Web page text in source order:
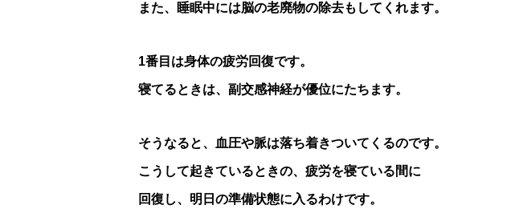
また、睡眠中には脳の老廃物の除去もしてくれます。
1番目は身体の疲労回復です。
寝てるときは、副交感神経が優位にたちます。
そうなると、血圧や脈は落ち着きついてくるのです。
こうして起きているときの、疲労を寝ている間に
回復し、明日の準備状態に入るわけです。